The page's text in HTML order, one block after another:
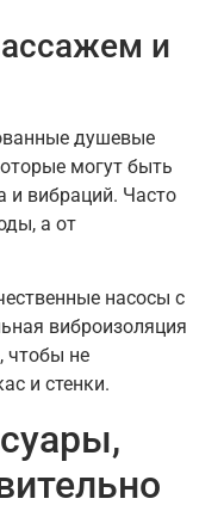
и
душевые
могут быть
и вибраций. Часто
а от
насосы с
виброизоляция
чтобы не
и стенки.